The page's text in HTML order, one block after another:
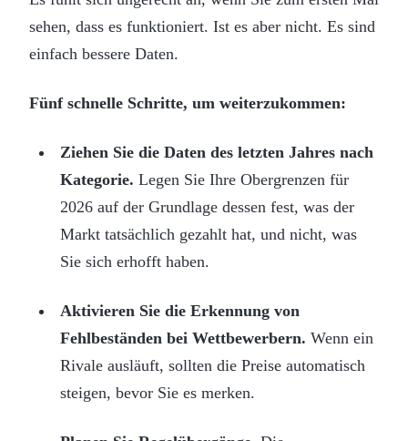
sehen, dass es funktioniert. Ist es aber nicht. Es sind
einfach bessere Daten.
Fünf schnelle Schritte, um weiterzukommen:
Ziehen Sie die Daten des letzten Jahres nach
Kategorie. Legen Sie Ihre Obergrenzen für
2026 auf der Grundlage dessen fest, was der
Markt tatsächlich gezahlt hat, und nicht, was
Sie sich erhofft haben.
Aktivieren Sie die Erkennung von
Fehlbeständen bei Wettbewerbern. Wenn ein
Rivale ausläuft, sollten die Preise automatisch
steigen, bevor Sie es merken.